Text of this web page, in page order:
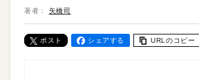
著者： 矢橋司
ポスト シェアする URLのコピー